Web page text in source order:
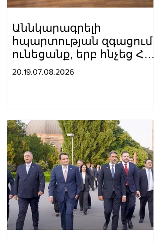
Աննկարագրելի
հպարտության զգացում
ունեցանք, երբ հնչեց ՀՀ
օրհներգը, ու
հունահռոմեական և
ազատ ոճի ըմբշամարտի
պատանեկան
հավաքականների
անդամներին
20.19.07.08.2026